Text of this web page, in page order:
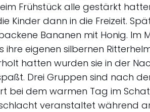
Frühstück alle gestärkt
dann in die Freizeit.
Bananen mit Honig. Im
ihre eigenen silbernen
hatten wurden sie in der
Drei Gruppen sind nach
dem warmen Tag im
veranstaltet während